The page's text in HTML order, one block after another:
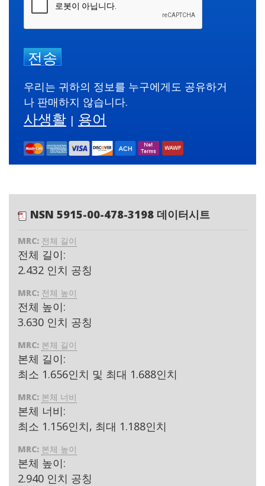
전송
우리는 귀하의 정보를 누구에게도 공유하거
나 판매하지 않습니다.
사생활 | 용어
NSN 5915-00-478-3198 데이터시트
MRC: 전체 길이
전체 길이:
2.432 인치 공칭
MRC: 전체 높이
전체 높이:
3.630 인치 공칭
MRC: 본체 길이
본체 길이:
최소 1.656인치 및 최대 1.688인치
MRC: 본체 너비
본체 너비:
최소 1.156인치, 최대 1.188인치
MRC: 본체 높이
본체 높이:
2.940 인치 공칭